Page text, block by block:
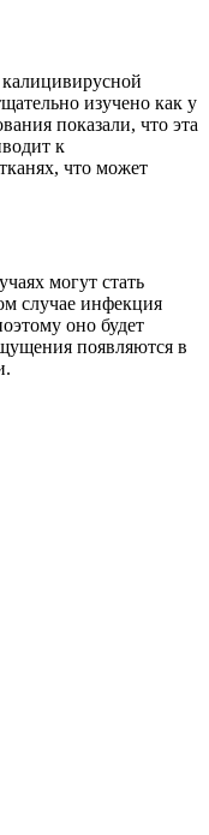
калицивирусной
изучено как у
показали, что эта
к
что может
могут стать
случае инфекция
оно будет
появляются в